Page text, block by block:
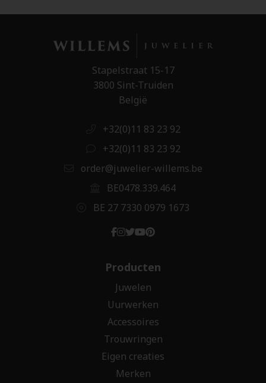
Stapelstraat 15-17
3800 Sint-Truiden
België
+32(0)11 83 23 92
+32(0)11 83 23 92
order@juwelier-willems.be
BE0478.339.464
BE 27 7330 0979 1673
Producten
Juwelen
Uurwerken
Accessoires
Trouwringen
Eigen creaties
Merken